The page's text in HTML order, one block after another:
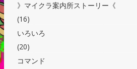
》マイクラ案内所ストーリー《
(16)
いろいろ
(20)
コマンド